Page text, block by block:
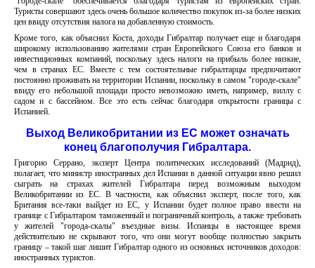
Туристы совершают здесь очень большое количество покупок из-за более низких
цен ввиду отсутствия налога на добавленную стоимость.
Кроме того, как объяснил Коста, доходы Гибралтар получает еще и благодаря
широкому использованию жителями стран Европейского Союза его банков и
инвестиционных компаний, поскольку здесь налоги на прибыль более низкие,
чем в странах ЕС. Вместе с тем состоятельные гибралтарцы предпочитают
постоянно проживать на территории Испании, поскольку в самом "городе-скале"
ввиду его небольшой площади просто невозможно иметь, например, виллу с
садом и с бассейном. Все это есть сейчас благодаря открытости границы с
Испанией.
Выход Великобритании из ЕС может означать
конец благополучия Гибралтара.
Григорио Серрано, эксперт Центра политических исследований (Мадрид),
полагает, что министр иностранных дел Испании в данной ситуации явно решил
сыграть на страхах жителей Гибралтара перед возможным выходом
Великобритании из ЕС. В частности, как объяснил эксперт, после того, как
Британия все-таки выйдет из ЕС, у Испании будет полное право ввести на
границе с Гибралтаром таможенный и пограничный контроль, а также требовать
у жителей "города-скалы" въездные визы. Испанцы в настоящее время
действительно не скрывают того, что они могут вообще полностью закрыть
границу – такой шаг лишит Гибралтар одного из основных источников доходов:
иностранных туристов.